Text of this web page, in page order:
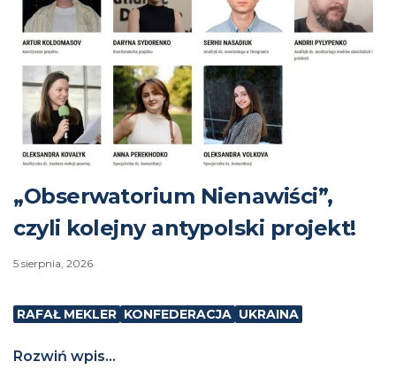
„Obserwatorium Nienawiści”,
czyli kolejny antypolski projekt!
5 sierpnia, 2026
RAFAŁ MEKLER KONFEDERACJA UKRAINA
Rozwiń wpis...